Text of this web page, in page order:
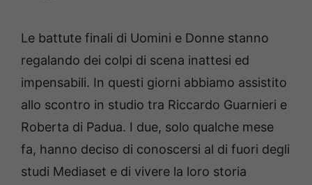
Le battute finali di Uomini e Donne stanno
regalando dei colpi di scena inattesi ed
impensabili. In questi giorni abbiamo assistito
allo scontro in studio tra Riccardo Guarnieri e
Roberta di Padua. I due, solo qualche mese
fa, hanno deciso di conoscersi al di fuori degli
studi Mediaset e di vivere la loro storia